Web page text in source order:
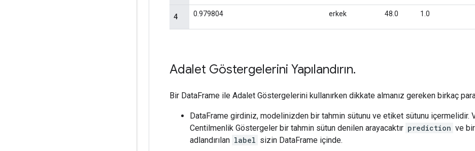
Adalet Göstergelerini Yapılandırın.
Bir DataFrame ile Adalet Göstergelerini kullanırken dikkate almanız gereken birkaç
DataFrame girdiniz, modelinizden bir tahmin sütunu ve etiket sütunu içermelidir.
Centilmenlik Göstergeler bir tahmin sütun denilen arayacaktır prediction ve
adlandırılan label sizin DataFrame içinde.